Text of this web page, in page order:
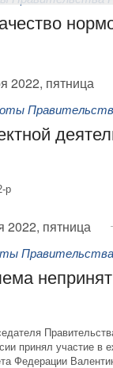
2022, пятница
р
2022, пятница
принял участие в
Федерации